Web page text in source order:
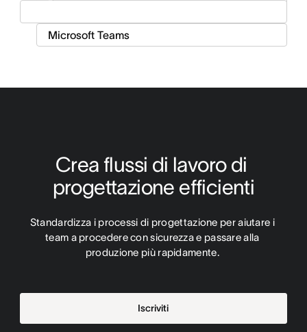
Crea flussi di lavoro di
progettazione efficienti
Standardizza i processi di progettazione per aiutare i
team a procedere con sicurezza e passare alla
produzione più rapidamente.
Iscriviti